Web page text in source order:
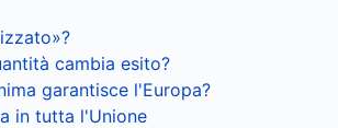
cambia esito?
garantisce l'Europa?
in tutta l'Unione